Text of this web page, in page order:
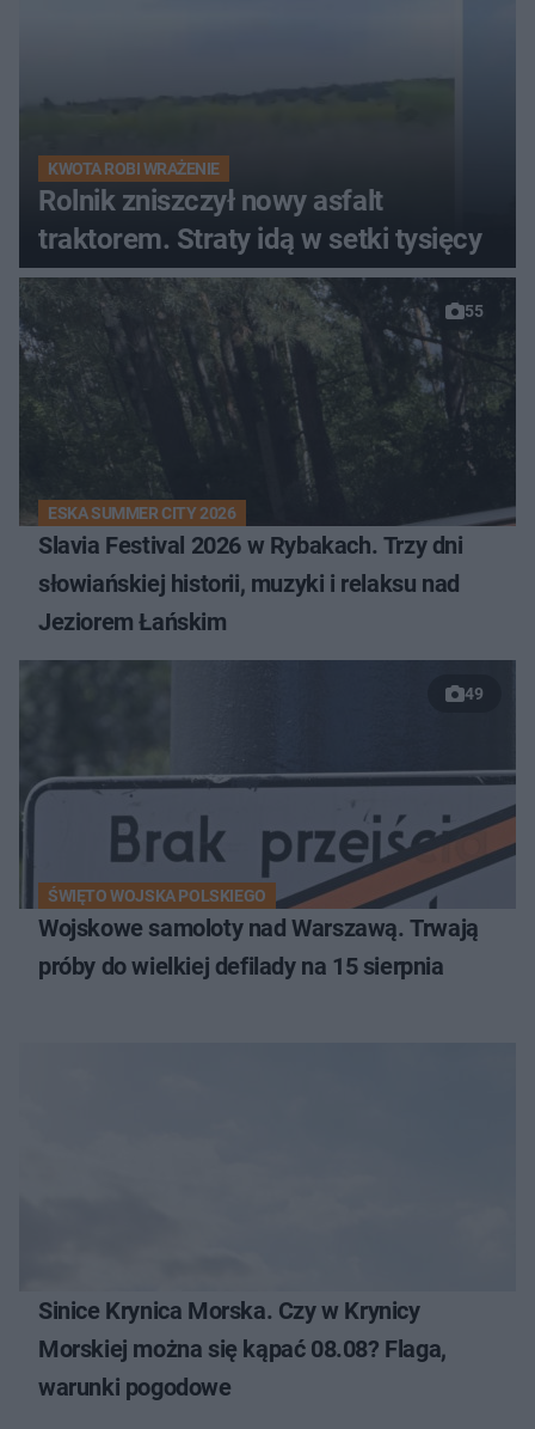
KWOTA ROBI WRAŻENIE
Rolnik zniszczył nowy asfalt
traktorem. Straty idą w setki tysięcy
55
ESKA SUMMER CITY 2026
Slavia Festival 2026 w Rybakach. Trzy dni
słowiańskiej historii, muzyki i relaksu nad
Jeziorem Łańskim
49
ŚWIĘTO WOJSKA POLSKIEGO
Wojskowe samoloty nad Warszawą. Trwają
próby do wielkiej defilady na 15 sierpnia
Sinice Krynica Morska. Czy w Krynicy
Morskiej można się kąpać 08.08? Flaga,
warunki pogodowe